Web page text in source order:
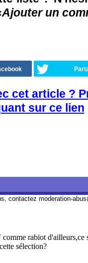
Ajouter un
cet article ?
sur ce lien
contactez moderation-